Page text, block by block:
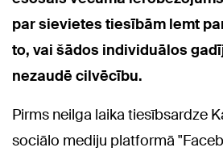
par sievietes tiesībām lemt
to, vai šādos individuālos
nezaudē cilvēcību.
Pirms neilga laika tiesībsardze
sociālo mediju platformā